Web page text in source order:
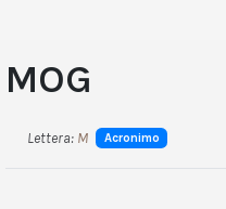
MOG
Lettera: M Acronimo